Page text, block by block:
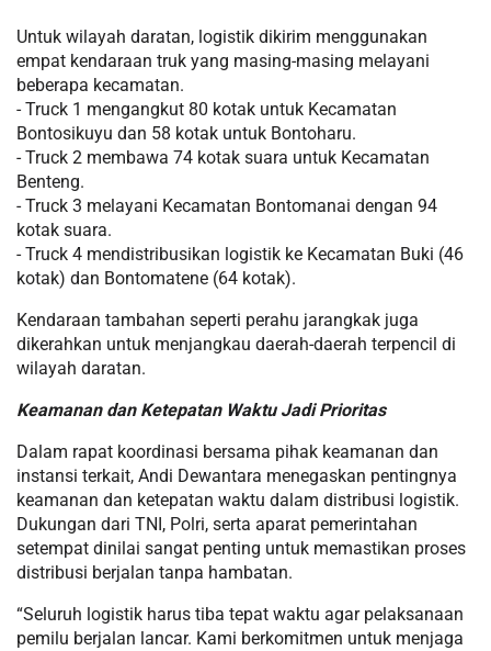
Untuk wilayah daratan, logistik dikirim menggunakan
empat kendaraan truk yang masing-masing melayani
beberapa kecamatan.
- Truck 1 mengangkut 80 kotak untuk Kecamatan
Bontosikuyu dan 58 kotak untuk Bontoharu.
- Truck 2 membawa 74 kotak suara untuk Kecamatan
Benteng.
- Truck 3 melayani Kecamatan Bontomanai dengan 94
kotak suara.
- Truck 4 mendistribusikan logistik ke Kecamatan Buki (46
kotak) dan Bontomatene (64 kotak).
Kendaraan tambahan seperti perahu jarangkak juga
dikerahkan untuk menjangkau daerah-daerah terpencil di
wilayah daratan.
Keamanan dan Ketepatan Waktu Jadi Prioritas
Dalam rapat koordinasi bersama pihak keamanan dan
instansi terkait, Andi Dewantara menegaskan pentingnya
keamanan dan ketepatan waktu dalam distribusi logistik.
Dukungan dari TNI, Polri, serta aparat pemerintahan
setempat dinilai sangat penting untuk memastikan proses
distribusi berjalan tanpa hambatan.
“Seluruh logistik harus tiba tepat waktu agar pelaksanaan
pemilu berjalan lancar. Kami berkomitmen untuk menjaga